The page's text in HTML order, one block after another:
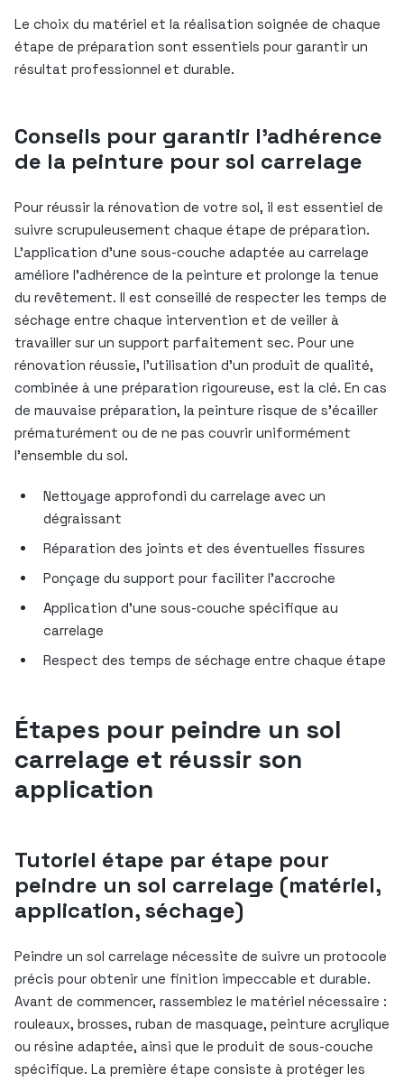
Le choix du matériel et la réalisation soignée de chaque
étape de préparation sont essentiels pour garantir un
résultat professionnel et durable.
Conseils pour garantir l’adhérence
de la peinture pour sol carrelage
Pour réussir la rénovation de votre sol, il est essentiel de
suivre scrupuleusement chaque étape de préparation.
L’application d’une sous-couche adaptée au carrelage
améliore l’adhérence de la peinture et prolonge la tenue
du revêtement. Il est conseillé de respecter les temps de
séchage entre chaque intervention et de veiller à
travailler sur un support parfaitement sec. Pour une
rénovation réussie, l’utilisation d’un produit de qualité,
combinée à une préparation rigoureuse, est la clé. En cas
de mauvaise préparation, la peinture risque de s’écailler
prématurément ou de ne pas couvrir uniformément
l’ensemble du sol.
Nettoyage approfondi du carrelage avec un
dégraissant
Réparation des joints et des éventuelles fissures
Ponçage du support pour faciliter l’accroche
Application d’une sous-couche spécifique au
carrelage
Respect des temps de séchage entre chaque étape
Étapes pour peindre un sol
carrelage et réussir son
application
Tutoriel étape par étape pour
peindre un sol carrelage (matériel,
application, séchage)
Peindre un sol carrelage nécessite de suivre un protocole
précis pour obtenir une finition impeccable et durable.
Avant de commencer, rassemblez le matériel nécessaire :
rouleaux, brosses, ruban de masquage, peinture acrylique
ou résine adaptée, ainsi que le produit de sous-couche
spécifique. La première étape consiste à protéger les